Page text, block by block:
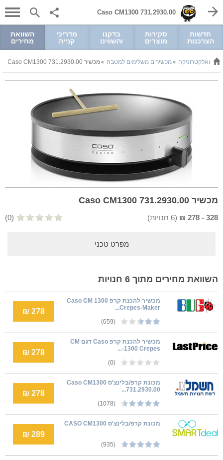
Caso CM1300 731.2930.00
חדשות
הצרכנות
סקירות
מוצרים
בדקנו
והשווינו
מדריכי
קנייה
השוואת
מחירים
ואלקטרוניקה >מכשירים משלימים למטבח >מכשיר Caso CM1300 731.2930.00
מכשיר Caso CM1300 731.2930.00
328
-
278
₪
(
6 חנויות) (0)
מפרט טכני
השוואת מחירים מתוך 6 חנויות
מכשיר להכנת קרפ Caso CM 1300
Crepes-Maker...
(659)
278 ₪
מכשיר להכנת קרפ Caso דגם CM
1300 Crepes-...
(0)
278 ₪
מכונת קרפ/בלינצ'ס Caso CM1300
731.2930.00...
(1078)
278 ₪
‏מכונת קרפ/בלינצ'ס CASO CM1300
(935)
289 ₪